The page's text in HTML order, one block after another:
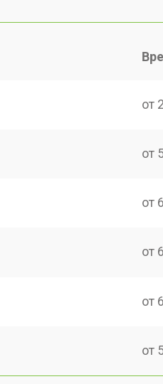
от
от
от
от
от
от